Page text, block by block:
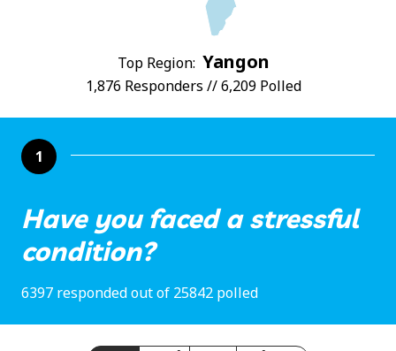
Top Region: Yangon
1,876 Responders // 6,209 Polled
1
Have you faced a stressful
condition?
6397 responded out of 25842 polled